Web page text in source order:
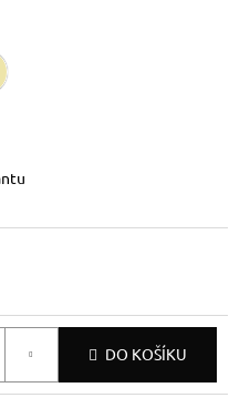
DO KOŠÍKU